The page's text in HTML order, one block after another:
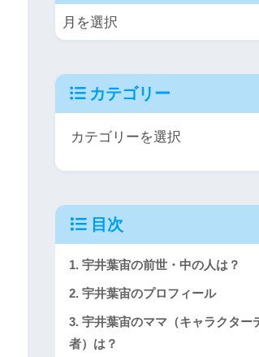
カテゴリー
目次
1. 宇井葉宙の前世・中の人は？
2. 宇井葉宙のプロフィール
3. 宇井葉宙のママ（キャラクター
者）は？